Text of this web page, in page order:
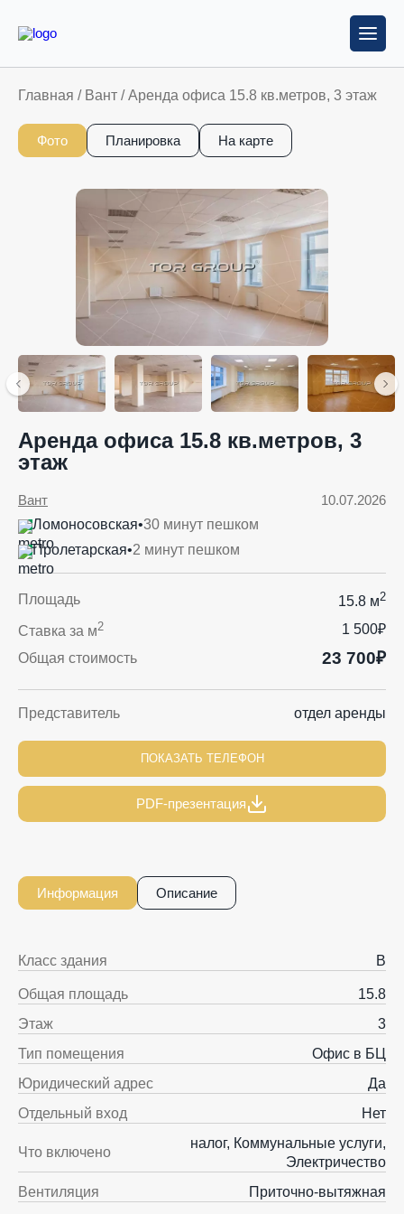
Главная / Вант /Аренда офиса 15.8 кв.метров, 3 этаж
Фото Планировка На карте
Аренда офиса 15.8 кв.метров, 3
этаж
10.07.2026
Вант
Ломоносовская•30 минут пешком
Пролетарская•2 минут пешком
Площадь 15.8 м2
Ставка за м2
1 500₽
Общая стоимость
23 700₽
Представитель отдел аренды
ПОКАЗАТЬ ТЕЛЕФОН
PDF-презентация
Информация Описание
Класс здания B
Общая площадь
15.8
Этаж
3
Тип помещения
Офис в БЦ
Юридический адрес
Да
Отдельный вход
Нет
Что включено
налог, Коммунальные услуги,
Электричество
Вентиляция
Приточно-вытяжная